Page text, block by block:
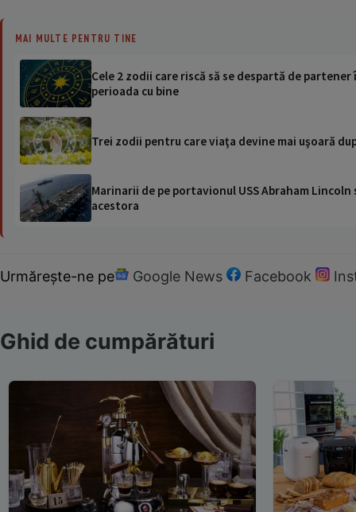
MAI MULTE PENTRU TINE
Cele 2 zodii care riscă să se despartă de
perioada cu bine
Trei zodii pentru care viaţa devine mai uşoară
Marinarii de pe portavionul USS Abraham
acestora
Urmărește-ne pe Google News Facebook
Ghid de cumpărături